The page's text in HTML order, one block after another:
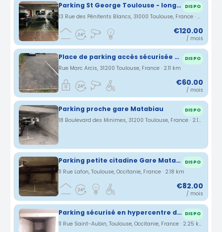
Parking St George Toulouse - longue durée DISPO
13 Rue des Pénitents Blancs, 31000 Toulouse, France · 2.07 km
€120.00
/ mois
Place de parking accès sécurisée - Minimes DISPO
Rue Marc Arcis, 31200 Toulouse, France · 2.11 km
€60.00
/ mois
Parking proche gare Matabiau DISPO
18 Boulevard des Minimes, 31200 Toulouse, France · 2.14 km
Parking petite citadine Gare Matabiau DISPO
11 Rue Lafon, Toulouse, Occitanie, France · 2.18 km
€82.00
/ mois
Parking sécurisé en hypercentre de Toulouse proche Jean-Jaurès, Wilson, Capitole DISPO
11 Rue Saint-Aubin, Toulouse, Occitanie, France · 2.25 km